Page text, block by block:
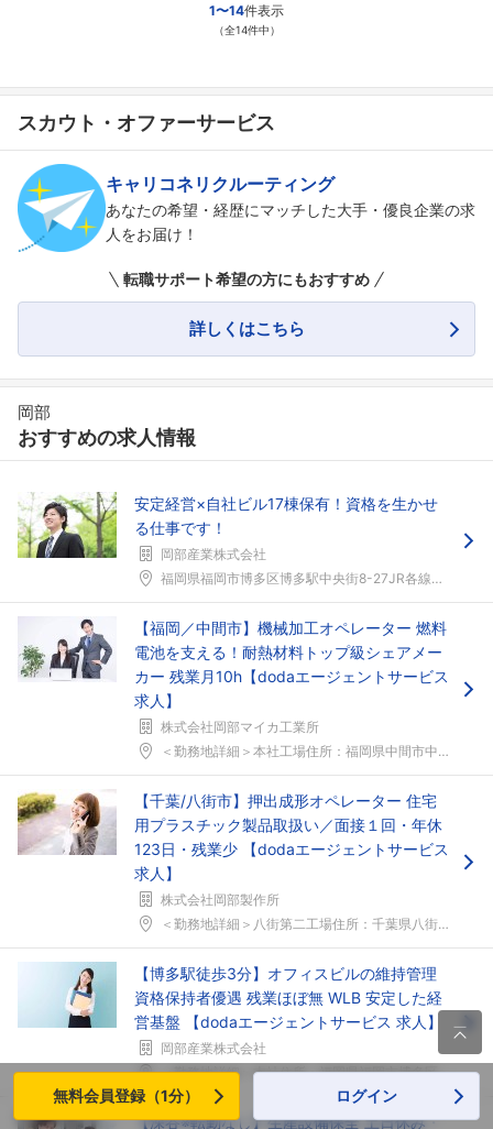
1〜14件表示
（全14件中）
スカウト・オファーサービス
キャリコネリクルーティング
あなたの希望・経歴にマッチした大手・優良企業の求
人をお届け！
転職サポート希望の方にもおすすめ
詳しくはこちら
岡部
おすすめの求人情報
安定経営×自社ビル17棟保有！資格を生かせ
る仕事です！
岡部産業株式会社
福岡県福岡市博多区博多駅中央街8-27JR各線「博...
【福岡／中間市】機械加工オペレーター 燃料
電池を支える！耐熱材料トップ級シェアメー
カー 残業月10h【dodaエージェントサービス
求人】
株式会社岡部マイカ工業所
＜勤務地詳細＞本社工場住所：福岡県中間市中間1-8...
【千葉/八街市】押出成形オペレーター 住宅
用プラスチック製品取扱い／面接１回・年休
123日・残業少 【dodaエージェントサービス
求人】
株式会社岡部製作所
＜勤務地詳細＞八街第二工場住所：千葉県八街市沖12...
【博多駅徒歩3分】オフィスビルの維持管理
資格保持者優遇 残業ほぼ無 WLB 安定した経
営基盤 【dodaエージェントサービス 求人】
岡部産業株式会社
＜勤務地詳細＞本社住所：福岡県福岡市博多区博多駅中...
【深谷※転勤なし】生産設備保全 土日休み・

無料会員登録（1分） ログイン